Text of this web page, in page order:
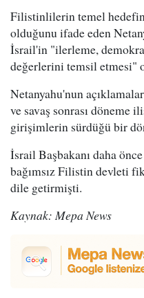
Filistinlilerin temel
olduğunu ifade eden
İsrail'in "ilerleme,
değerlerini temsil etmesi"
Netanyahu'nun
ve savaş sonrası döneme
girişimlerin sürdüğü bir
İsrail Başbakanı daha
bağımsız Filistin devleti
dile getirmişti.
Kaynak: Mepa News